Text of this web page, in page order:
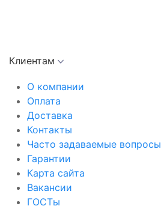
Клиентам
О компании
Оплата
Доставка
Контакты
Часто задаваемые вопросы
Гарантии
Карта сайта
Вакансии
ГОСТы